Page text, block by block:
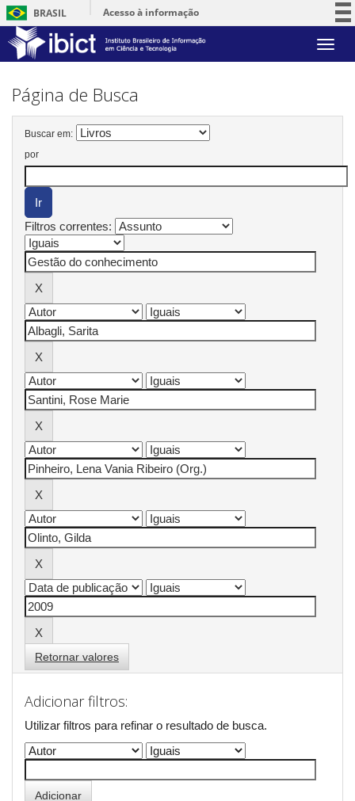
BRASIL
Acesso à informação
Serviços
Skip
Página de Busca
Buscar em:
por
Filtros correntes:
Retornar valores
Adicionar filtros:
Utilizar filtros para refinar o resultado de busca.